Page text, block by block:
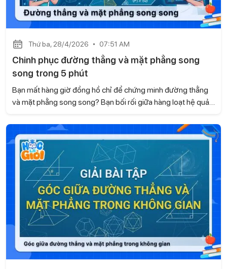
Thứ ba, 28/4/2026 07:51 AM
Chinh phục đường thẳng và mặt phẳng song
song trong 5 phút
Bạn mất hàng giờ đồng hồ chỉ để chứng minh đường thẳng
và mặt phẳng song song? Bạn bối rối giữa hàng loạt hệ quả
Giỏi sẽ cùng bạn tối ưu hóa kiến thức, mẹo nhận diện và
hướng dẫn chi tiết cách xử lý bài tập liên quan.